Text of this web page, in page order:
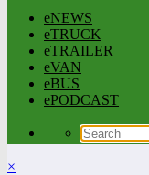
eNEWS
eTRUCK
eTRAILER
eVAN
eBUS
ePODCAST
×